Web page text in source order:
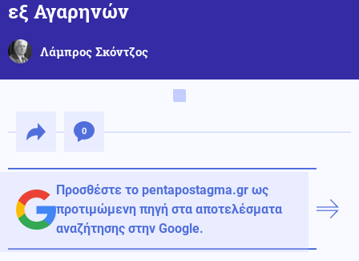
εξ Αγαρηνών
Λάμπρος Σκόντζος
0
Προσθέστε το pentapostagma.gr ως
προτιμώμενη πηγή στα αποτελέσματα
αναζήτησης στην Google.